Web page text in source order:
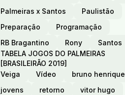
Palmeiras x Santos
Paulistão
Preparação
Programação
RB Bragantino
Rony
Santos
TABELA JOGOS DO PALMEIRAS
[BRASILEIRÃO 2019]
Veiga
Vídeo
bruno henrique
jovens
retorno vitor hugo